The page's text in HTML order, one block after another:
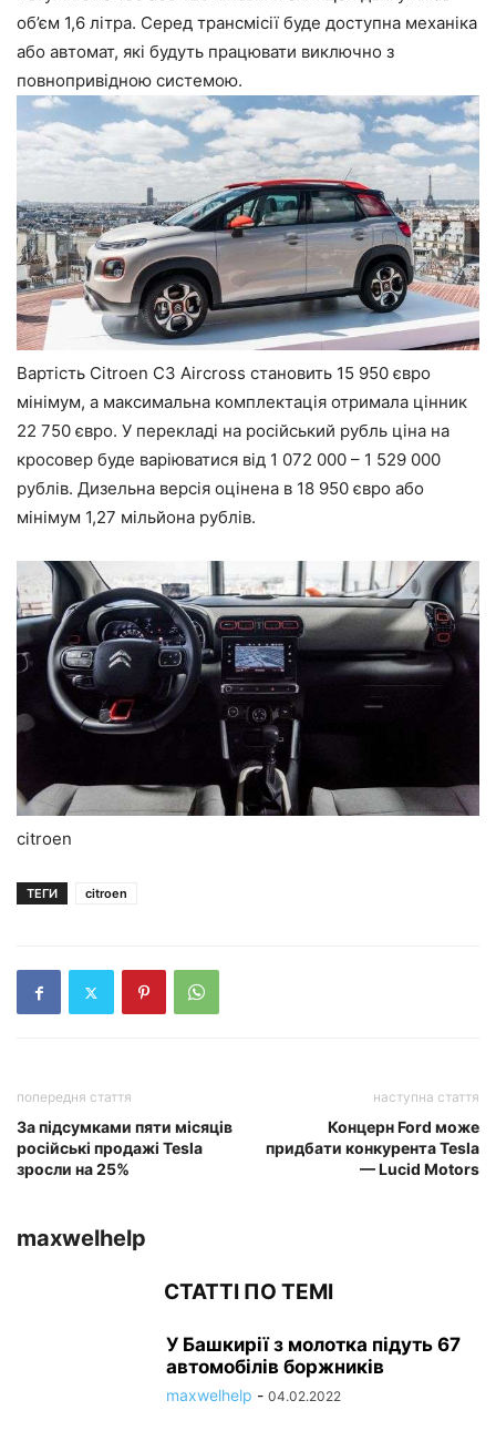
об’єм 1,6 літра. Серед трансмісії буде доступна механіка
або автомат, які будуть працювати виключно з
повнопривідною системою.
Вартість Citroen C3 Aircross становить 15 950 євро
мінімум, а максимальна комплектація отримала цінник
22 750 євро. У перекладі на російський рубль ціна на
кросовер буде варіюватися від 1 072 000 – 1 529 000
рублів. Дизельна версія оцінена в 18 950 євро або
мінімум 1,27 мільйона рублів.
citroen
ТЕГИ citroen
попередня стаття
За підсумками пяти місяців
російські продажі Tesla
зросли на 25%
наступна стаття
Концерн Ford може
придбати конкурента Tesla
— Lucid Motors
maxwelhelp
СТАТТІ ПО ТЕМІ
У Башкирії з молотка підуть 67
автомобілів боржників
maxwelhelp - 04.02.2022